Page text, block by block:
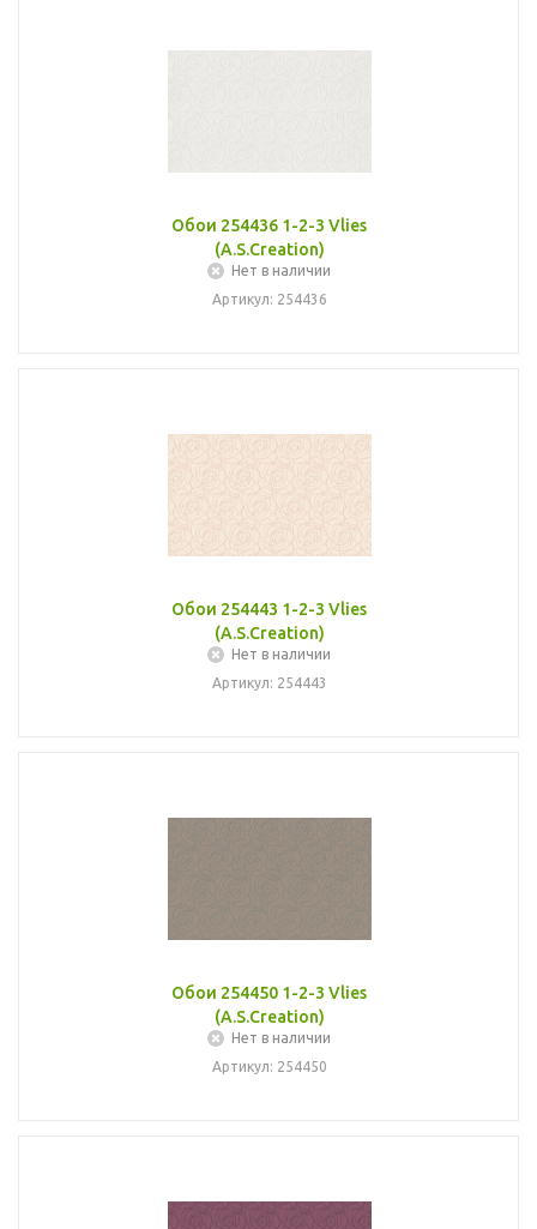
Обои 254436 1-2-3 Vlies
(A.S.Creation)
Нет в наличии
Артикул: 254436
Обои 254443 1-2-3 Vlies
(A.S.Creation)
Нет в наличии
Артикул: 254443
Обои 254450 1-2-3 Vlies
(A.S.Creation)
Нет в наличии
Артикул: 254450